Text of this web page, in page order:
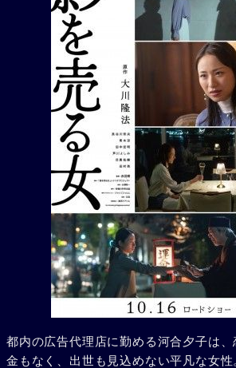
都内の広告代理店に勤める河合夕子は
金もなく、出世も見込めない平凡な女